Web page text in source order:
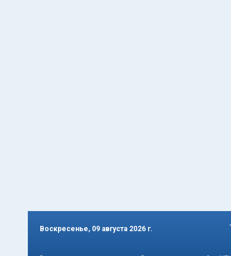
Воскресенье, 09 августа 2026 г.